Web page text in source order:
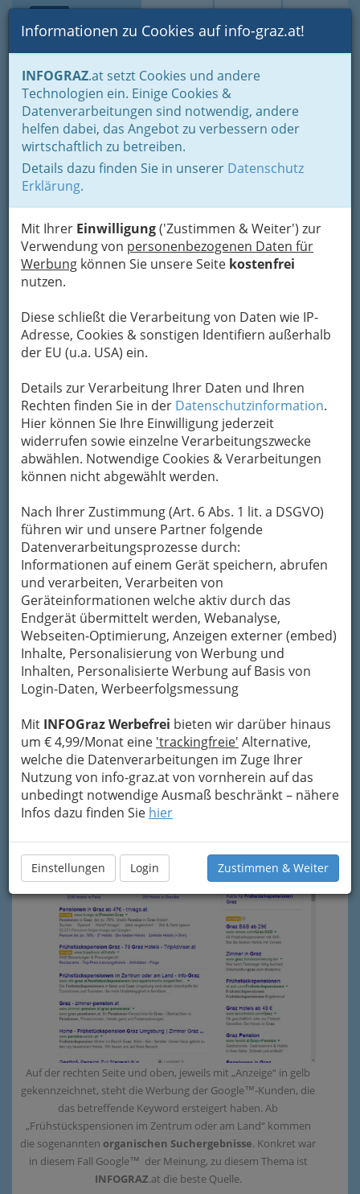
Suche Login Toggle
Informationen zu Cookies auf info-graz.at!
INFOGRAZ.at setzt Cookies und andere
Technologien ein. Einige Cookies &
Datenverarbeitungen sind notwendig, andere
helfen dabei, das Angebot zu verbessern oder
wirtschaftlich zu betreiben.
Details dazu finden Sie in unserer Datenschutz
Erklärung.
Mit Ihrer Einwilligung('Zustimmen & Weiter') zur
Verwendung von personenbezogenen Daten für
Werbung können Sie unsere Seite kostenfrei
nutzen.
Diese schließt die Verarbeitung von Daten wie IP-
Adresse, Cookies & sonstigen Identifiern außerhalb
der EU (u.a. USA) ein.
Details zur Verarbeitung Ihrer Daten und Ihren
Rechten finden Sie in der Datenschutzinformation.
Hier können Sie Ihre Einwilligung jederzeit
widerrufen sowie einzelne Verarbeitungszwecke
abwählen. Notwendige Cookies & Verarbeitungen
können nicht abgewählt werden.
Nach Ihrer Zustimmung (Art. 6 Abs. 1 lit. a DSGVO)
führen wir und unsere Partner folgende
Datenverarbeitungsprozesse durch:
Informationen auf einem Gerät speichern, abrufen
und verarbeiten, Verarbeiten von
Geräteinformationen welche aktiv durch das
Endgerät übermittelt werden, Webanalyse,
Webseiten-Optimierung, Anzeigen externer (embed)
Inhalte, Personalisierung von Werbung und
Inhalten, Personalisierte Werbung auf Basis von
Login-Daten, Werbeerfolgsmessung
Mit INFOGraz Werbefrei bieten wir darüber hinaus
um € 4,99/Monat eine 'trackingfreie' Alternative,
welche die Datenverarbeitungen im Zuge Ihrer
Nutzung von info-graz.at von vornherein auf das
unbedingt notwendige Ausmaß beschränkt – nähere
Infos dazu finden Sie hier
Einstellungen Login Zustimmen & Weiter
Home Blogs
Versuchte Bauern-Fängerei
im Internet!?
Wer bei Suchanfragen
den ersten Seiten
dran!
Werbung im Internet - was fällt
In diesem Beitrag gibt es (fast) alle
Bilder und Grafiken auch größer, wenn
Wir haben aufINFOGRAZ.at zweifelsfrei
Werbung geschaltet: Banner, Skyscraper u.a.,
wie die Fachausdrücke der Branche lauten.
Davon leben wir (zum Teil), denn es ist
kostspielig, ein lokales Portal mit über450.000
bei Google™ indizierten Seitenzu erhalten.
Dies wird bei uns hauptsächlich über
sogenannteAffiliatesgeschaltet.
Eines der größten Affiliate-Unternehmen,
Google™, hat eine sehr spezielle Art und den
Vorteil, auf beiden Seiten zu verdienen. Eignet
sich aber hervorragend als Beispiel.
Google™ verkauft (korrekt versteigert)
Suchbegriffe– das Produkt heißtAdWords und
wird nicht nur aufSuchergebnisseiten von
Google™geschaltet (dort meistens im rechten
Bereich oder über bzw. unter den anderen
Suchergebnissen), sondern auch über das
ProduktAdSenseauf sehr vielen Websites.
Dabei arbeitet Google™ zwar mit „Pay Per Click“
(PPC) bzw. „Cost per Click“ (CPC), derPreis ist
jedoch variabel.
Auf der rechten Seite und oben, jeweils mit „Anzeige“ in gelb
gekennzeichnet, steht die Werbung der Google™-Kunden, die
das betreffende Keyword ersteigert haben. Ab
„Frühstückspensionen im Zentrum oder am Land“ kommen
die sogenannten organischen Suchergebnisse. Konkret war
in diesem Fall Google™ der Meinung, zu diesem Thema ist
INFOGRAZ.at die beste Quelle.